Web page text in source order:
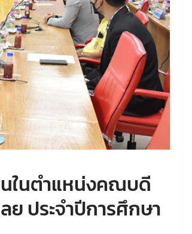
นในตำแหน่งคณบดี
ย ประจำปีการศึกษา